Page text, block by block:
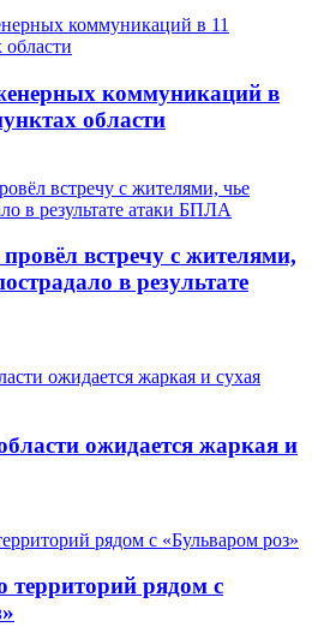
коммуникаций в
области
встречу с жителями,
в результате
ожидается жаркая и
территорий рядом с